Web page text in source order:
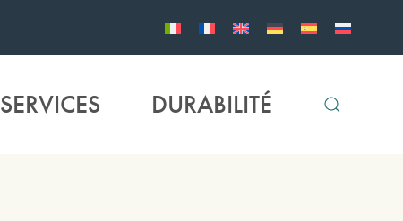
SERVICES DURABILITÉ